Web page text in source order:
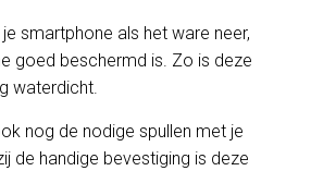
smartphone als het ware neer,
goed beschermd is. Zo is deze
waterdicht.
nog de nodige spullen met je
de handige bevestiging is deze